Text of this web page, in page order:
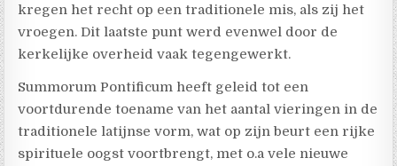
kregen het recht op een traditionele mis, als zij het
vroegen. Dit laatste punt werd evenwel door de
kerkelijke overheid vaak tegengewerkt.
Summorum Pontificum heeft geleid tot een
voortdurende toename van het aantal vieringen in de
traditionele latijnse vorm, wat op zijn beurt een rijke
spirituele oogst voortbrengt, met o.a vele nieuwe